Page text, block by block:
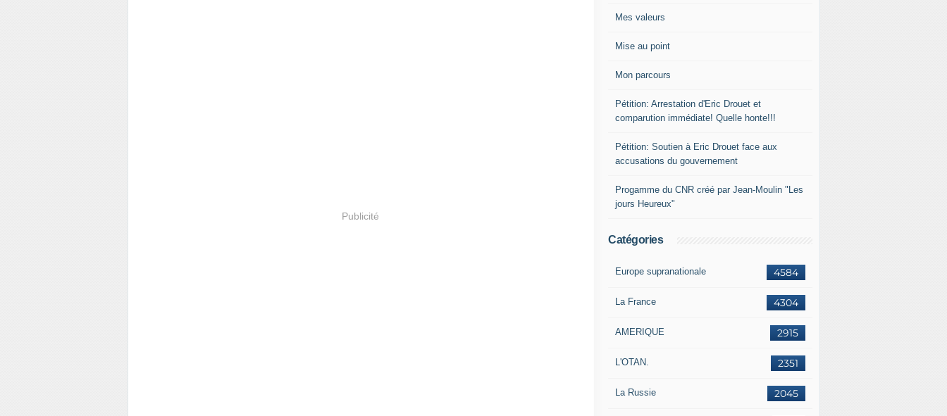
Publicité
Mes valeurs
Mise au point
Mon parcours
Pétition: Arrestation d'Eric Drouet et
comparution immédiate! Quelle honte!!!
Pétition: Soutien à Eric Drouet face aux
accusations du gouvernement
Progamme du CNR créé par Jean-Moulin "Les
jours Heureux"
Catégories
4584
Europe supranationale
4304
La France
2915
AMERIQUE
2351
L'OTAN.
2045
La Russie